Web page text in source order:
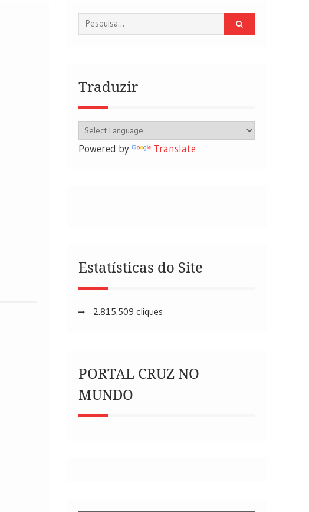
Procurar
por:
Traduzir
Powered by Translate
Estatísticas do Site
2.815.509 cliques
PORTAL CRUZ NO
MUNDO